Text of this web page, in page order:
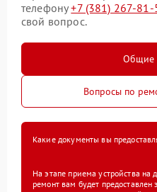
телефону+7 (381) 267-81-
свой вопрос.
Общие
Вопросы по
Какие документы вы
На этапе приема устройства на
ремонт вам будет предоставлен